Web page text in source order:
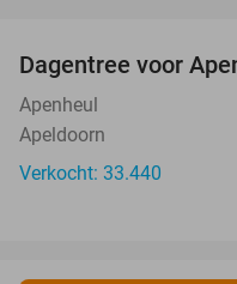
Dagentree voor
Apenheul
Apeldoorn
Verkocht: 33.440